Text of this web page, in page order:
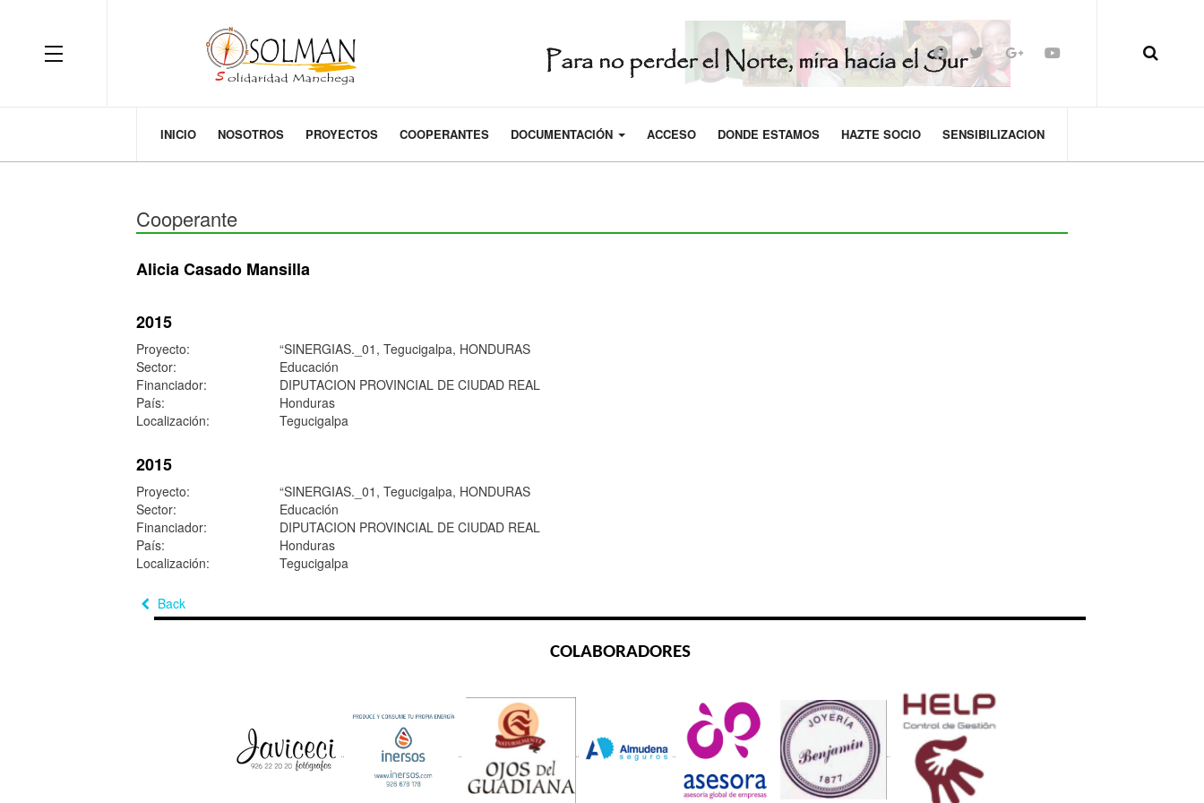
OFF CANVAS
INICIO NOSOTROS PROYECTOS COOPERANTES DOCUMENTACIÓN ACCESO DONDE ESTAMOS HAZTE SOCIO SENSIBILIZACION
Cooperante
Alicia Casado Mansilla
2015
Proyecto:
“SINERGIAS._01, Tegucigalpa, HONDURAS
Sector:
Educación
Financiador:
DIPUTACION PROVINCIAL DE CIUDAD REAL
País:
Honduras
Localización:
Tegucigalpa
2015
Proyecto:
“SINERGIAS._01, Tegucigalpa, HONDURAS
Sector:
Educación
Financiador:
DIPUTACION PROVINCIAL DE CIUDAD REAL
País:
Honduras
Localización:
Tegucigalpa
Back
COLABORADORES